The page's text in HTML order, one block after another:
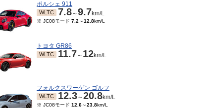
ポルシェ 911
WLTC 7.8～9.7km/L
※ JC08モード 7.2 ～12.8km/L
トヨタ GR86
WLTC 11.7～ 12km/L
フォルクスワーゲン ゴルフ
WLTC 12.3～20.8km/L
※ JC08モード 12.6～23.8km/L